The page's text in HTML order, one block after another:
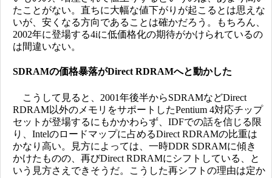
たことがない。直ちに大幅な値下がりが起こるとは思えな
いが、安くなる方向であることは確かだろう。もちろん、
2002年に登場する4iに低価格化の期待がかけられているの
は間違いない。
SDRAMの価格暴落がDirect RDRAMへと動かした
こうして見ると、2001年後半からSDRAMなどDirect
RDRAM以外のメモリをサポートしたPentium 4対応チップ
セットが登場するにもかかわらず、IDFでの話を信じる限
り、Intelのロードマップに占めるDirect RDRAMの比重は
かなり高い。見方によっては、一時DDR SDRAMに傾き
かけたものの、再びDirect RDRAMにシフトしている、と
いう見方さえできそうだ。こうした再シフトの理由は定か